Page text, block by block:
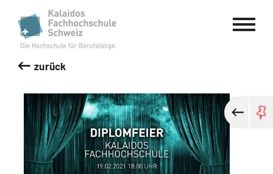
Kalaidos Fachhochschule Schweiz
zurück